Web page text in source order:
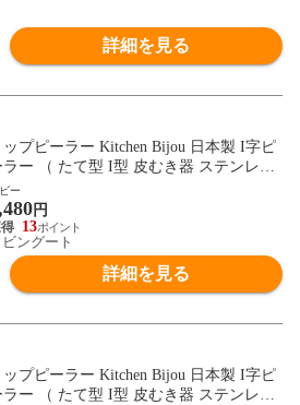
詳細を見る
ップピーラー Kitchen Bijou 日本製 I字ピ
ラー （ たて型 I型 皮むき器 ステンレス
ーラー I型ピーラー 皮剥き器 縦型 芽取
付き ピューラー スライスピーラー キッ
ン 料理用 調理用 キッチンツール 下ごし
え 調理器具 ） 【ルビー】
ー
円
13
ビングート
詳細を見る
ップピーラー Kitchen Bijou 日本製 I字ピ
ラー （ たて型 I型 皮むき器 ステンレス